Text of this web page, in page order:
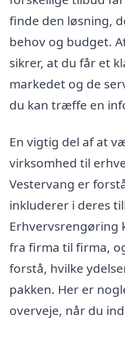
finde den løsning,
behov og budget.
sikrer, at du får et
markedet og de
du kan træffe en
En vigtig del af at
virksomhed til
Vestervang er
inkluderer i deres
Erhvervsrengøring
fra firma til firma,
forstå, hvilke
pakken. Her er
overveje, når du